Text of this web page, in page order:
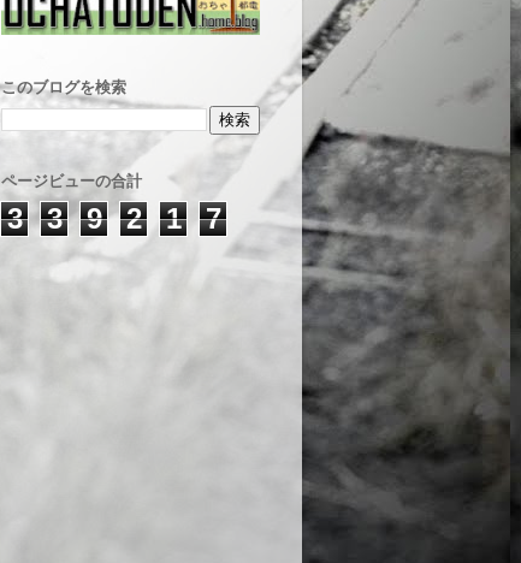
このブログを検索
ページビューの合計
3 3 9 2 1 7